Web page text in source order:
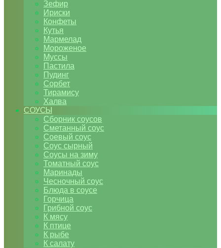
Зефир
Ириски
Конфеты
Кутья
Мармелад
Мороженое
Муссы
Пастила
Пудинг
Сорбет
Тирамису
Халва
СОУСЫ
Сборник соусов
Сметанный соус
Соевый соус
Соус сырный
Соусы на зиму
Томатный соус
Маринады
Чесночный соус
Блюда в соусе
Горчица
Грибной соус
К мясу
К птице
К рыбе
К салату